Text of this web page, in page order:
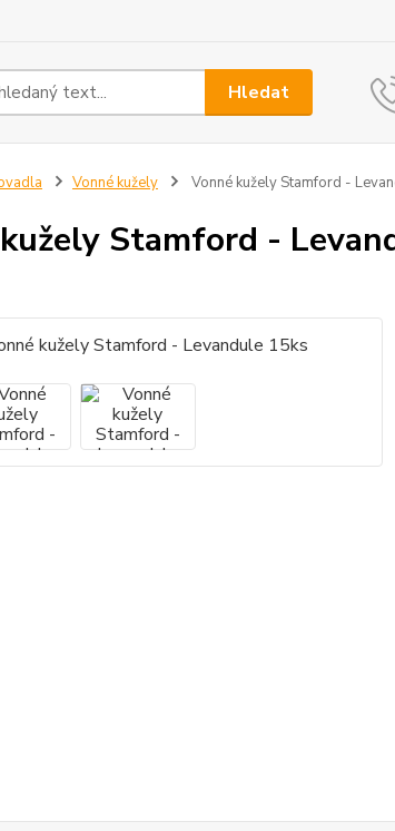
Hledat
Vonné kužely Vonné kužely Stamford -
Stamford -